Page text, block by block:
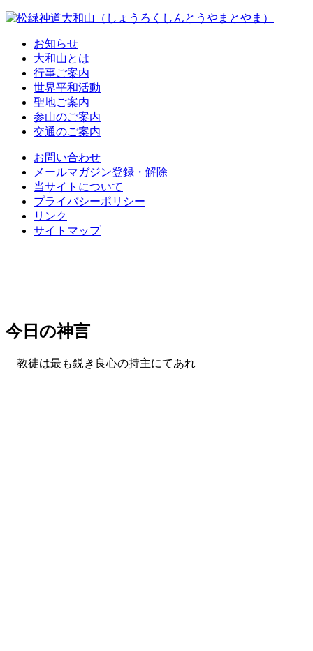
お知らせ
大和山とは
行事ご案内
世界平和活動
聖地ご案内
参山のご案内
交通のご案内
お問い合わせ
メールマガジン登録・解除
当サイトについて
プライバシーポリシー
リンク
サイトマップ
今日の神言
教徒は最も鋭き良心の持主にてあれ